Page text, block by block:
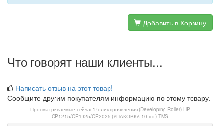
Добавить в Корзину
Что говорят наши клиенты...
Написать отзыв на этот товар!
Сообщите другим покупателям информацию по этому товару.
Просматриваемые сейчас:Ролик проявления (Developing Roller) HP
CP1215/CP1025/CP2025 (УПАКОВКА 10 шт) TMS